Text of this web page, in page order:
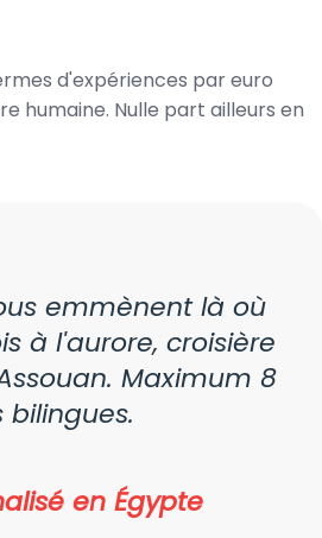
d'expériences par euro
humaine. Nulle part ailleurs en
emmènent là où
à l'aurore, croisière
Maximum 8
bilingues.
en Égypte